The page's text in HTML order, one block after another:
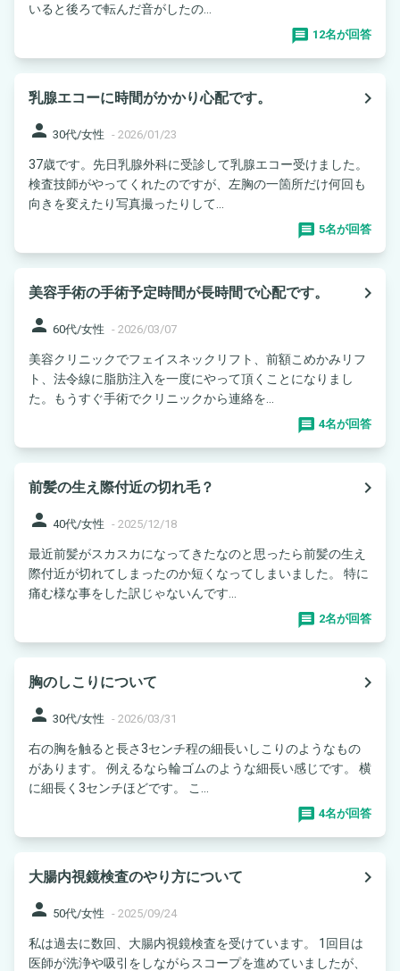
いると後ろで転んだ音がしたの...
12名が回答
乳腺エコーに時間がかかり心配です。
navigate_next
person 30代/女性 - 2026/01/23
37歳です。先日乳腺外科に受診して乳腺エコー受けました。
検査技師がやってくれたのですが、左胸の一箇所だけ何回も
向きを変えたり写真撮ったりして...
5名が回答
美容手術の手術予定時間が長時間で心配です。
navigate_next
person 60代/女性 - 2026/03/07
美容クリニックでフェイスネックリフト、前額こめかみリフ
ト、法令線に脂肪注入を一度にやって頂くことになりまし
た。もうすぐ手術でクリニックから連絡を...
4名が回答
前髪の生え際付近の切れ毛？
navigate_next
person 40代/女性 - 2025/12/18
最近前髪がスカスカになってきたなのと思ったら前髪の生え
際付近が切れてしまったのか短くなってしまいました。 特に
痛む様な事をした訳じゃないんです...
2名が回答
胸のしこりについて
navigate_next
person 30代/女性 - 2026/03/31
右の胸を触ると長さ3センチ程の細長いしこりのようなもの
があります。 例えるなら輪ゴムのような細長い感じです。 横
に細長く3センチほどです。 こ...
4名が回答
大腸内視鏡検査のやり方について
navigate_next
person 50代/女性 - 2025/09/24
私は過去に数回、大腸内視鏡検査を受けています。 1回目は
医師が洗浄や吸引をしながらスコープを進めていましたが、